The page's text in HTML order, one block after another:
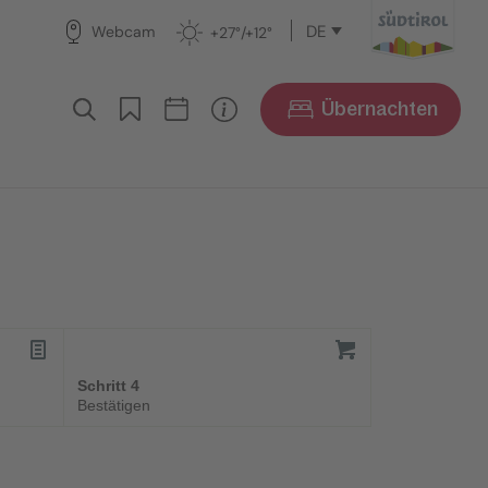
Webcam +27°/+12° DE
Übernachten
Schritt 4
Bestätigen